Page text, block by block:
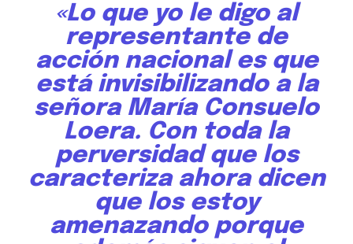
Para suscribirte, solo escribe tu dirección de correo eletrónico
y da click en el botón de "suscribir". No te preocupes,
respetamos tu privacidad y no enviaremos correo basura a tu
INBOX. Tu información está segura con nosotros.
SUSCRIBIR
Política de Privacidad
«Lo que yo le digo al
representante de
acción nacional es que
está invisibilizando a la
señora María Consuelo
Loera. Con toda la
perversidad que los
caracteriza ahora dicen
que los estoy
amenazando porque